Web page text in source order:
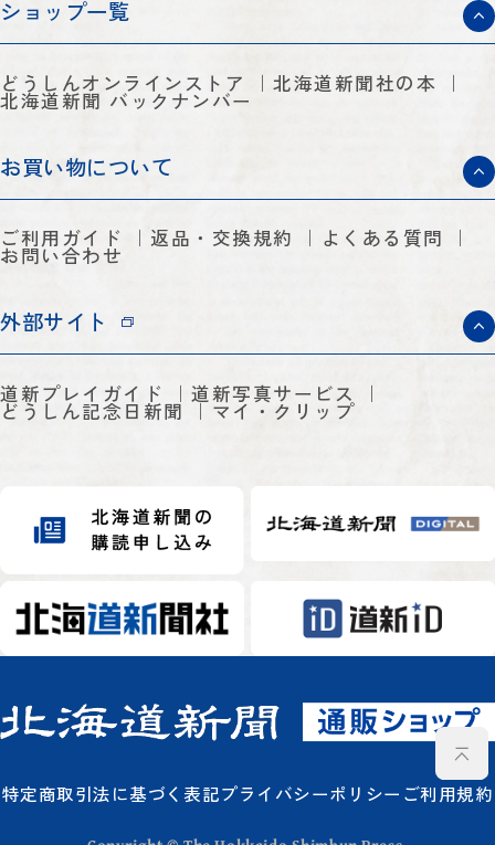
ショップ一覧
どうしんオンラインストア 北海道新聞社の本
北海道新聞 バックナンバー
お買い物について
ご利用ガイド 返品・交換規約 よくある質問
お問い合わせ
外部サイト
道新プレイガイド 道新写真サービス
どうしん記念日新聞 マイ・クリップ
特定商取引法に基づく表記プライバシーポリシー ご利用規約